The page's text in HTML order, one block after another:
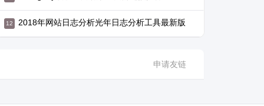
2018年网站日志分析光年日志分析工具最新版
申请友链